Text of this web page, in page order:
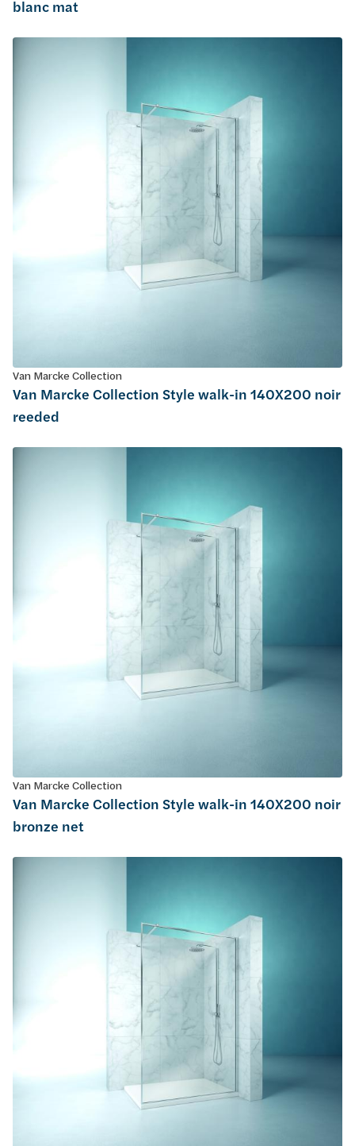
blanc mat
Van Marcke Collection
Van Marcke Collection Style walk-in 140X200 noir
reeded
Van Marcke Collection
Van Marcke Collection Style walk-in 140X200 noir
bronze net